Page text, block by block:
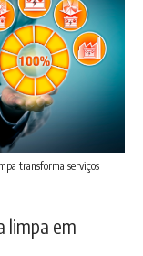
transforma serviços
limpa em